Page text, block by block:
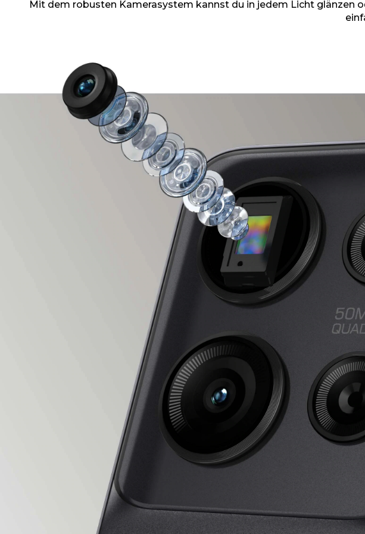
Mit dem robusten Kamerasystem kannst du in jedem Licht glänzen